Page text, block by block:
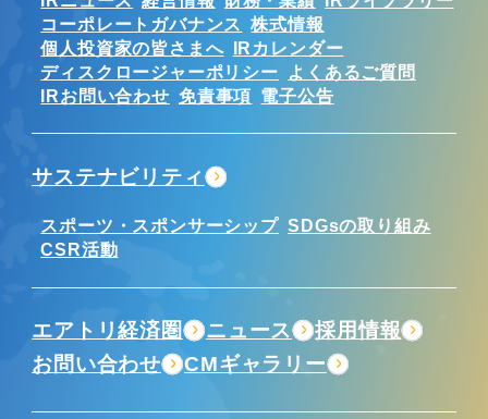
コーポレートガバナンス 株式情報
個人投資家の皆さまへ IRカレンダー
ディスクロージャーポリシー
よくあるご質問
IRお問い合わせ 免責事項 電子公告
サステナビリティ
スポーツ・スポンサーシップ SDGsの取り組み
CSR活動
エアトリ経済圏 ニュース
採用情報
お問い合わせ
CMギャラリー